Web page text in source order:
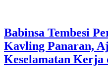
Babinsa Tembesi
Kavling Panaran,
Keselamatan Kerja